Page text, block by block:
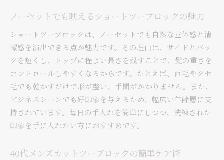
ノーセットでも映えるショートツーブロックの魅力
ショートツーブロックは、ノーセットでも自然な立体感と清
潔感を演出できる点が魅力です。その理由は、サイドとバッ
クを短くし、トップに程よい長さを残すことで、髪の重さを
コントロールしやすくなるからです。たとえば、直毛やクセ
毛でも乾かすだけで形が整い、手間がかかりません。また、
ビジネスシーンでも好印象を与えるため、幅広い年齢層に支
持されています。毎日の手入れを簡単にしつつ、洗練された
印象を手に入れたい方におすすめです。
40代メンズカットツーブロックの簡単ケア術